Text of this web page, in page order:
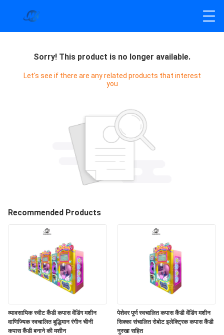
Sorry! This product is no longer available.
Let's see if there are any related products that interest
you
Recommended Products
व्यावसायिक स्वीट कैंडी कपास वेंडिंग मशीन
वाणिज्यिक स्वचालित बुद्धिमान रंगीन चीनी
कपास कैंडी बनाने की मशीन
पेशेवर पूर्ण स्वचालित कपास कैंडी वेंडिंग मशीन
सिक्का संचालित रोबोट इलेक्ट्रिक कपास कैंडी
नुस्खा सहित